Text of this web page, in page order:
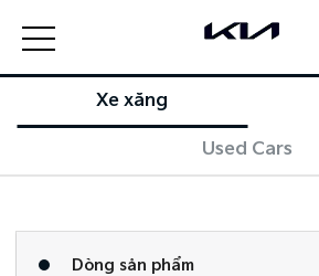
Xe xăng
Used Cars
Dòng sản phẩm